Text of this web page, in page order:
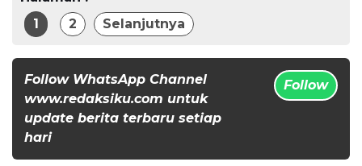
1
2 Selanjutnya
Follow WhatsApp Channel
www.redaksiku.com untuk
update berita terbaru setiap
hari
Follow